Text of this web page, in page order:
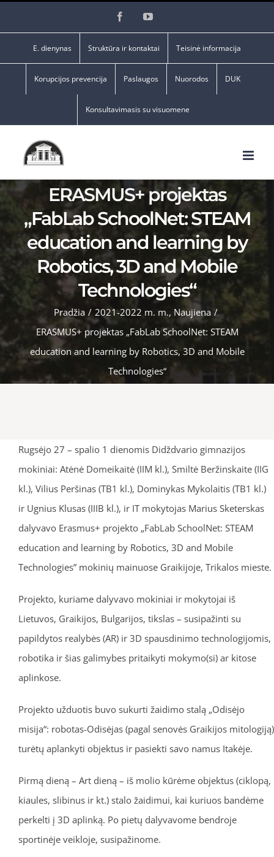
FacebookYouTube
E. dienynas Struktūra ir kontaktai Teisinė informacija
Korupcijos prevencija Paslaugos Nuorodos DUK
Konsultavimasis su visuomene
ERASMUS+ projektas
„FabLab SchoolNet: STEAM
education and learning by
Robotics, 3D and Mobile
Technologies“
Pradžia / 2021-2022 m. m., Naujiena /
ERASMUS+ projektas „FabLab SchoolNet: STEAM
education and learning by Robotics, 3D and Mobile
Technologies“
Rugsėjo 27 – spalio 1 dienomis Didždvario gimnazijos
mokiniai: Atėnė Domeikaitė (IIM kl.), Smiltė Beržinskaite (IIG
kl.), Vilius Peršinas (TB1 kl.), Dominykas Mykolaitis (TB1 kl.)
ir Ugnius Klusas (IIIB kl.), ir IT mokytojas Marius Sketerskas
dalyvavo Erasmus+ projekto „FabLab SchoolNet: STEAM
education and learning by Robotics, 3D and Mobile
Technologies” mokinių mainuose Graikijoje, Trikalos mieste.
Projekto, kuriame dalyvavo mokiniai ir mokytojai iš
Lietuvos, Graikijos, Bulgarijos, tikslas – susipažinti su
papildytos realybės (AR) ir 3D spausdinimo technologijomis,
robotika ir šias galimybes pritaikyti mokymo(si) ar kitose
aplinkose.
Projekto užduotis buvo sukurti žaidimo stalą „Odisėjo
misija“: robotas-Odisėjas (pagal senovės Graikijos mitologiją)
turėtų aplankyti objektus ir pasiekti savo namus Itakėje.
Pirmą dieną – Art dieną – iš molio kūrėme objektus (ciklopą,
kiaules, slibinus ir kt.) stalo žaidimui, kai kuriuos bandėme
perkelti į 3D aplinką. Po pietų dalyvavome bendroje
sportinėje veikloje, susipažinome.